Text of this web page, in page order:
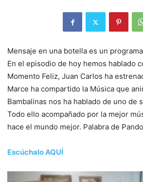
Mensaje en una botella es un
En el episodio de hoy hemos hablado
Momento Feliz, Juan Carlos ha
Marce ha compartido la Música que
Bambalinas nos ha hablado de uno de
Todo ello acompañado por la mejor
hace el mundo mejor. Palabra de
Escúchalo AQUÍ